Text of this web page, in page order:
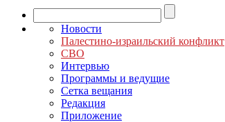
Новости
Палестино-израильский конфликт
СВО
Интервью
Программы и ведущие
Сетка вещания
Редакция
Приложение